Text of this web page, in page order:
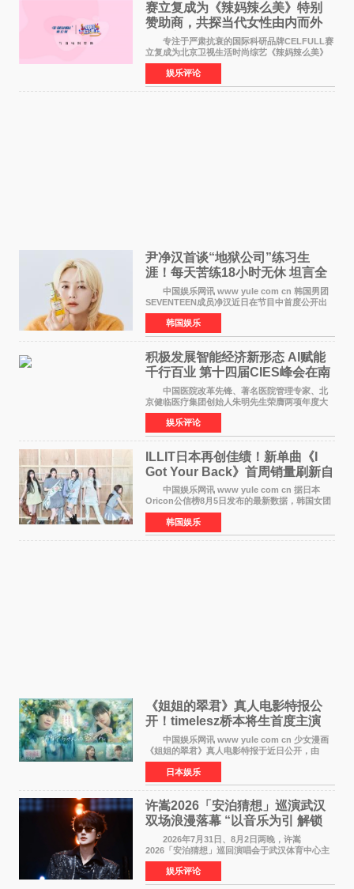
赛立复成为《辣妈辣么美》特别
赞助商，共探当代女性由内而外
活力美
专注于严肃抗衰的国际科研品牌CELFULL赛
立复成为北京卫视生活时尚综艺《辣妈辣么美》
的特别赞助商,明星辣妈袁咏仪倾情参与，向广大
都市女性传递健康生活新主张，寄语当代女性在
家庭与自我之间
娱乐评论
尹净汉首谈“地狱公司”练习生
涯！每天苦练18小时无休 坦言全
靠成员撑过来
中国娱乐网讯 www yule com cn 韩国男团
SEVENTEEN成员净汉近日在节目中首度公开出
道前的残酷练习生经历，并提及经纪公司Pledis
娱乐，引发广泛关注。 在8月2日播出的日本
TBS综艺节目《周
韩国娱乐
积极发展智能经济新形态 Al赋能
千行百业 第十四届CIES峰会在南
京盛大召开
中国医院改革先锋、著名医院管理专家、北
京健临医疗集团创始人朱明先生荣膺两项年度大
奖 2026年7月31日，盛夏金陵，长江之畔，
以重落地·真务实·强链接为主题的2026&lsquo;人
工智能+&rsquo
娱乐评论
ILLIT日本再创佳绩！新单曲《I
Got Your Back》首周销量刷新自
身纪录
中国娱乐网讯 www yule com cn 据日本
Oricon公信榜8月5日发布的最新数据，韩国女团
ILLIT在日本发行的第二张单曲《I Got Your
Back》首周销量达到71,009张，成功跻身最新一
期周单曲排行
韩国娱乐
《姐姐的翠君》真人电影特报公
开！timelesz桥本将生首度主演
12月4日上映
中国娱乐网讯 www yule com cn 少女漫画
《姐姐的翠君》真人电影特报于近日公开，由
timelesz成员桥本将生担任主演，这也是他首次
担任电影主演，引发高度关注。 女高中生咲
苗翠（中岛瑠菜
日本娱乐
许嵩2026「安泊猜想」巡演武汉
双场浪漫落幕 “以音乐为引 解锁
江城记忆”
2026年7月31日、8月2日两晚，许嵩
2026「安泊猜想」巡回演唱会于武汉体育中心主
体育场盛大开唱。许嵩与数万歌迷在此相聚，从
浪漫惬意的舞台设计到充满诚意与惊喜的现场互
动，共同开启了一场关于
娱乐评论